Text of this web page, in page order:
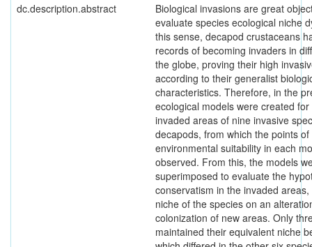
dc.description.abstract
Biological invasions are great
evaluate species ecological niche
this sense, decapod crustaceans
records of becoming invaders in
the globe, proving their high
according to their generalist
characteristics. Therefore, in the
ecological models were created
invaded areas of nine invasive
decapods, from which the points
environmental suitability in each
observed. From this, the models
superimposed to evaluate the
conservatism in the invaded
niche of the species on an
colonization of new areas. Only
maintained their equivalent niche